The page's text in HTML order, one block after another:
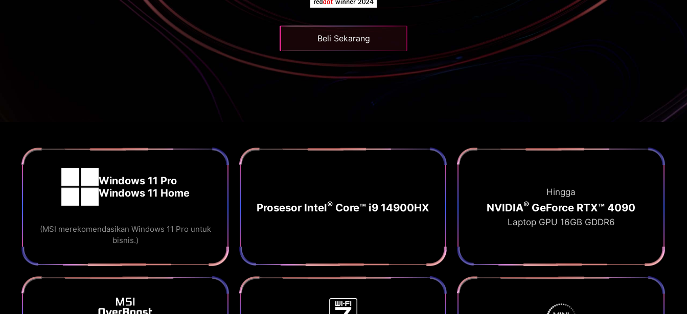
Beli Sekarang
Windows 11 Pro
Windows 11 Home
(MSI merekomendasikan Windows 11 Pro untuk
bisnis.)
Prosesor Intel® Core™ i9 14900HX
Hingga
NVIDIA® GeForce RTX™ 4090
Laptop GPU 16GB GDDR6